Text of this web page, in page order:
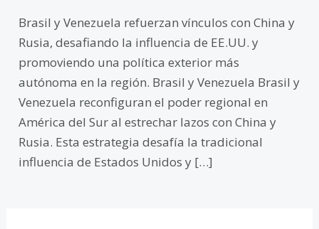
Brasil y Venezuela refuerzan vínculos con China y
Rusia, desafiando la influencia de EE.UU. y
promoviendo una política exterior más
autónoma en la región. Brasil y Venezuela Brasil y
Venezuela reconfiguran el poder regional en
América del Sur al estrechar lazos con China y
Rusia. Esta estrategia desafía la tradicional
influencia de Estados Unidos y […]